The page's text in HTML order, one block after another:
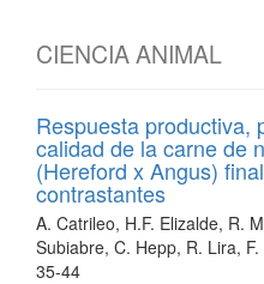
CIENCIA ANIMAL
Respuesta productiva,
calidad de la carne de
(Hereford x Angus)
contrastantes
A. Catrileo, H.F. Elizalde, R.
Subiabre, C. Hepp, R. Lira,
35-44